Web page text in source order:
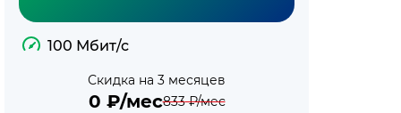
100 Мбит/с
Скидка на 3 месяцев
0 ₽/мес833₽/мес